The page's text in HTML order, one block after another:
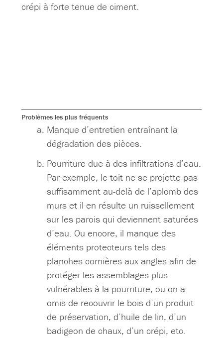
crépi à forte tenue de ciment.
Problèmes les plus fréquents
Manque d’entretien entraînant la
dégradation des pièces.
Pourriture due à des infiltrations d’eau.
Par exemple, le toit ne se projette pas
suffisamment au-delà de l’aplomb des
murs et il en résulte un ruissellement
sur les parois qui deviennent saturées
d’eau. Ou encore, il manque des
éléments protecteurs tels des
planches cornières aux angles afin de
protéger les assemblages plus
vulnérables à la pourriture, ou on a
omis de recouvrir le bois d’un produit
de préservation, d’huile de lin, d’un
badigeon de chaux, d’un crépi, etc.